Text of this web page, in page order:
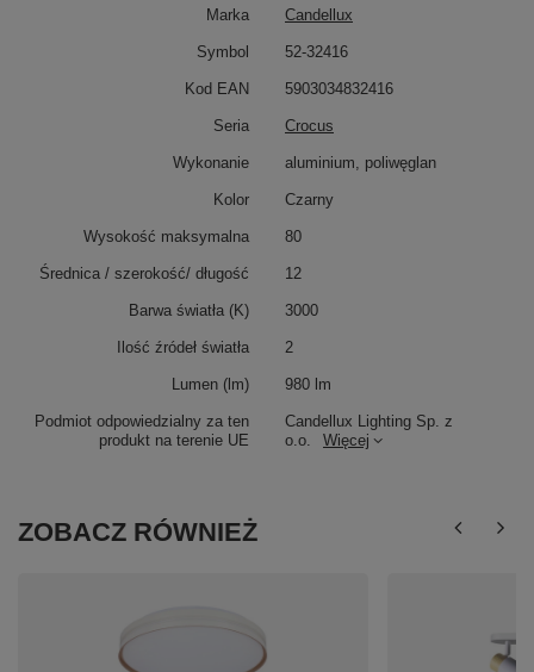
Marka Candellux
Podmiot odpowiedzialny za ten
produkt na terenie UE
Candellux Lighting Sp. z
o.o.
Więcej
Symbol 52-32416
Kod EAN 5903034832416
Seria Crocus
Wykonanie aluminium, poliwęglan
Kolor Czarny
Wysokość maksymalna 80
Średnica / szerokość/ długość 12
Barwa światła (K) 3000
Ilość źródeł światła 2
Lumen (lm) 980 lm
ZOBACZ RÓWNIEŻ